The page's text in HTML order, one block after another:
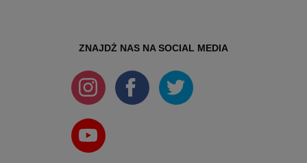
ZNAJDŻ NAS NA SOCIAL MEDIA